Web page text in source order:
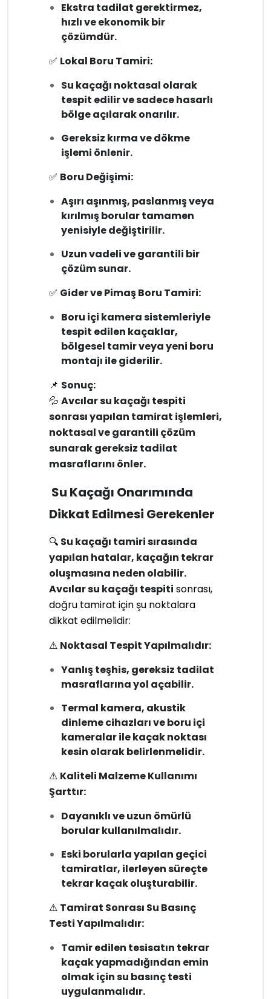
Ekstra tadilat gerektirmez,
hızlı ve ekonomik bir
çözümdür.
✅ Lokal Boru Tamiri:
Su kaçağı noktasal olarak
tespit edilir ve sadece hasarlı
bölge açılarak onarılır.
Gereksiz kırma ve dökme
işlemi önlenir.
✅ Boru Değişimi:
Aşırı aşınmış, paslanmış veya
kırılmış borular tamamen
yenisiyle değiştirilir.
Uzun vadeli ve garantili bir
çözüm sunar.
✅ Gider ve Pimaş Boru Tamiri:
Boru içi kamera sistemleriyle
tespit edilen kaçaklar,
bölgesel tamir veya yeni boru
montajı ile giderilir.
📌 Sonuç:
💦 Avcılar su kaçağı tespiti
sonrası yapılan tamirat işlemleri,
noktasal ve garantili çözüm
sunarak gereksiz tadilat
masraflarını önler.
Su Kaçağı Onarımında
Dikkat Edilmesi Gerekenler
🔍 Su kaçağı tamiri sırasında
yapılan hatalar, kaçağın tekrar
oluşmasına neden olabilir.
Avcılar su kaçağı tespiti sonrası,
doğru tamirat için şu noktalara
dikkat edilmelidir:
⚠ Noktasal Tespit Yapılmalıdır:
Yanlış teşhis, gereksiz tadilat
masraflarına yol açabilir.
Termal kamera, akustik
dinleme cihazları ve boru içi
kameralar ile kaçak noktası
kesin olarak belirlenmelidir.
⚠ Kaliteli Malzeme Kullanımı
Şarttır:
Dayanıklı ve uzun ömürlü
borular kullanılmalıdır.
Eski borularla yapılan geçici
tamiratlar, ilerleyen süreçte
tekrar kaçak oluşturabilir.
⚠ Tamirat Sonrası Su Basınç
Testi Yapılmalıdır:
Tamir edilen tesisatın tekrar
kaçak yapmadığından emin
olmak için su basınç testi
uygulanmalıdır.